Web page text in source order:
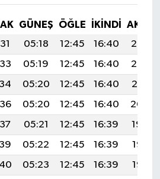
GÜNEŞ ÖĞLE İKINDI
05:18 12:45 16:40
20:03
05:19 12:45 16:40
20:02
05:20 12:45 16:40
20:01
05:20 12:45 16:40
20:00
05:21 12:45 16:39
19:59
05:22 12:45 16:39
19:58
05:23 12:45 16:39
19:57